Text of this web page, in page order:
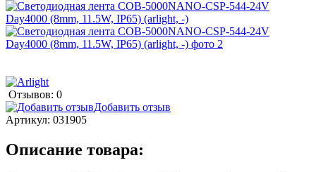
Отзывов: 0
Добавить отзыв
Артикул: 031905
Описание товара: